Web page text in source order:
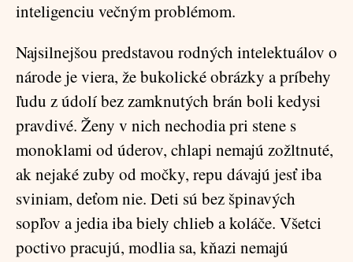
inteligenciu večným problémom.
Najsilnejšou predstavou rodných intelektuálov o
národe je viera, že bukolické obrázky a príbehy
ľudu z údolí bez zamknutých brán boli kedysi
pravdivé. Ženy v nich nechodia pri stene s
monoklami od úderov, chlapi nemajú zožltnuté,
ak nejaké zuby od močky, repu dávajú jesť iba
sviniam, deťom nie. Deti sú bez špinavých
sopľov a jedia iba biely chlieb a koláče. Všetci
poctivo pracujú, modlia sa, kňazi nemajú